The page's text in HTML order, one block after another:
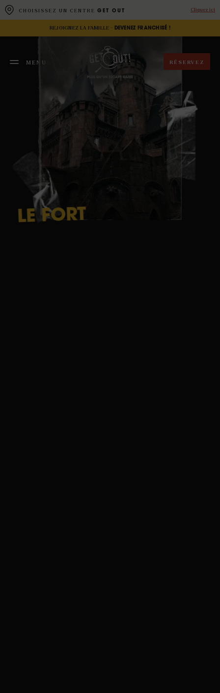
CHOISISSEZ UN CENTRE GET OUT Cliquez ici
REJOIGNEZ LA FAMILLE - DEVENEZ FRANCHISÉ !
MENU
RÉSERVEZ
LE FORT
Panneau de gestion des cookies